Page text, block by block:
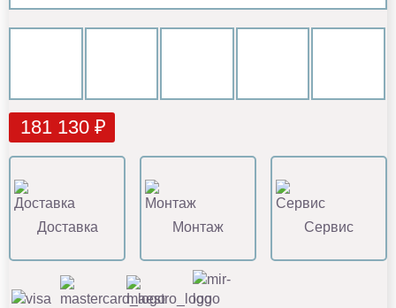
181 130 ₽
Доставка Монтаж Сервис